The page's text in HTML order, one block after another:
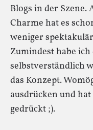
Blogs in der Szene.
Charme hat es
weniger
Zumindest habe
selbstverständlich
das Konzept.
ausdrücken und
gedrückt ;).